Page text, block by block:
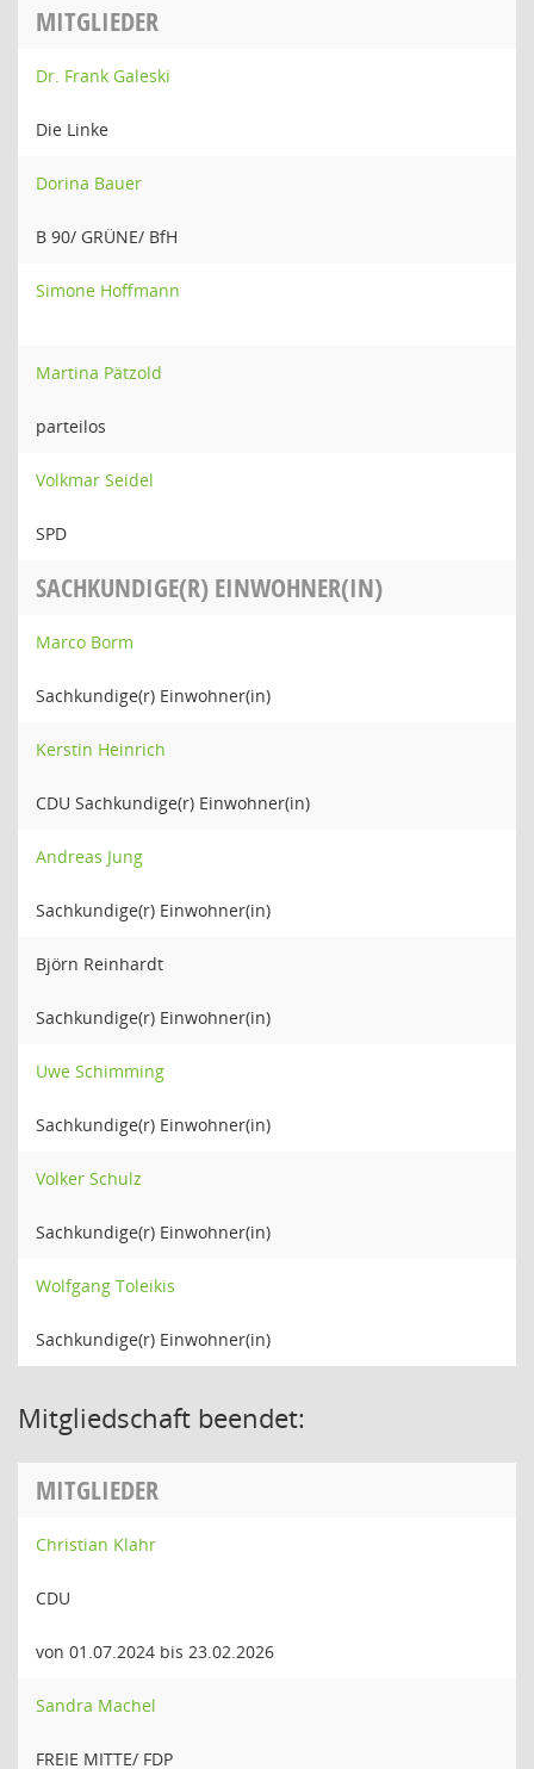
MITGLIEDER
Dr. Frank Galeski
Die Linke
Dorina Bauer
B 90/ GRÜNE/ BfH
Simone Hoffmann
Martina Pätzold
parteilos
Volkmar Seidel
SPD
SACHKUNDIGE(R) EINWOHNER(IN)
Marco Borm
Sachkundige(r) Einwohner(in)
Kerstin Heinrich
CDU Sachkundige(r) Einwohner(in)
Andreas Jung
Sachkundige(r) Einwohner(in)
Björn Reinhardt
Sachkundige(r) Einwohner(in)
Uwe Schimming
Sachkundige(r) Einwohner(in)
Volker Schulz
Sachkundige(r) Einwohner(in)
Wolfgang Toleikis
Sachkundige(r) Einwohner(in)
Mitgliedschaft beendet:
MITGLIEDER
Christian Klahr
CDU
von 01.07.2024 bis 23.02.2026
Sandra Machel
FREIE MITTE/ FDP